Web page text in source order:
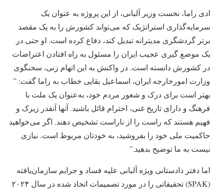
ادی راما، نخست وزیر آلبانی، از این پروژه به عنوان یک
سرمایه‌گذاری استراتژیک که می‌تواند کشورش را به یک مقصد
برتر گردشگری مدیترانه تبدیل کند، دفاع کرده است. او حتی در
یک موضع گیری عجیب ایران را مسئول به راه افتادن اعتراضات
در کشورش دانسته است. در واکنش به این اتهام زنی، سخنگوی
وزارت امورخارجه ایران، اسماعیل بقایی خطاب به راما گفت: ”
بهتر است برای درک و شعور مردم خود، به‌عنوان یک ملت با
فرهنگ و دارای تاریخ غنی، احترام قائل باشید. آنها آنقدر زیرک و
فهیم هستند که راست را از ناراست تشخیص دهند. اگر می‌خواهید
حاکمیت ملی خود را بفروشید، به خودتان مربوط است. نیازی
نیست به ما توضیح بدهید.”
اما دفتر دادستانی ویژه آلبانی علیه فساد و جرایم سازمان‌یافته
(SPAK) تحقیقاتی را در مورد تصمیمات اتخاذ شده در سال ۲۰۲۴